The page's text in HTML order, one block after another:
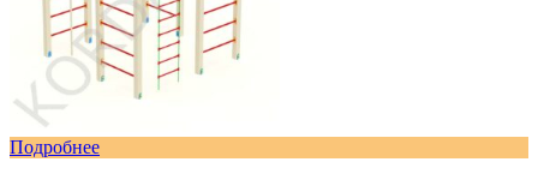
Подробнее